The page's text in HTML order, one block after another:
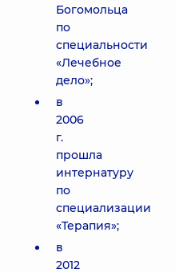
Богомольца
по
специальности
«Лечебное
дело»;
в
2006
г.
прошла
интернатуру
по
специализации
«Терапия»;
в
2012